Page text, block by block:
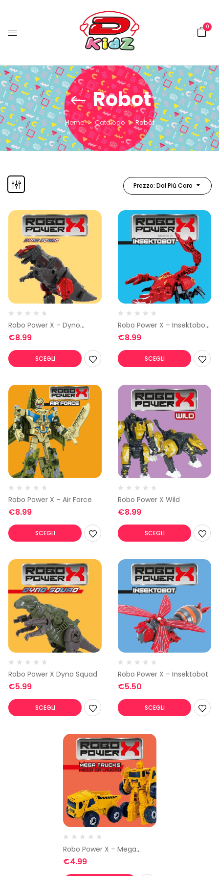
0
Robot
Home Catalogo Robot
Prezzo: Dal Più Caro
Robo Power X – Dyno
Squad 3
€8.99
SCEGLI
Robo Power X – Insektobot
2
€8.99
SCEGLI
Robo Power X – Air Force
€8.99
SCEGLI
Robo Power X Wild
€8.99
SCEGLI
Robo Power X Dyno Squad
€5.99
SCEGLI
Robo Power X – Insektobot
€5.50
SCEGLI
Robo Power X – Mega
Trucks Mezzi da Lavoro
€4.99